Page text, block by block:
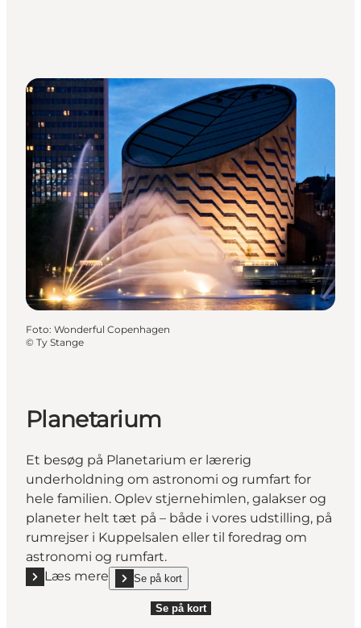
Foto: Wonderful Copenhagen
© Ty Stange
Planetarium
Et besøg på Planetarium er lærerig
underholdning om astronomi og rumfart for
hele familien. Oplev stjernehimlen, galakser og
planeter helt tæt på – både i vores udstilling, på
rumrejser i Kuppelsalen eller til foredrag om
astronomi og rumfart.
Læs mere
Læs mere "Planetarium"
Se på kort
show Planetarium on_map
Se på kort